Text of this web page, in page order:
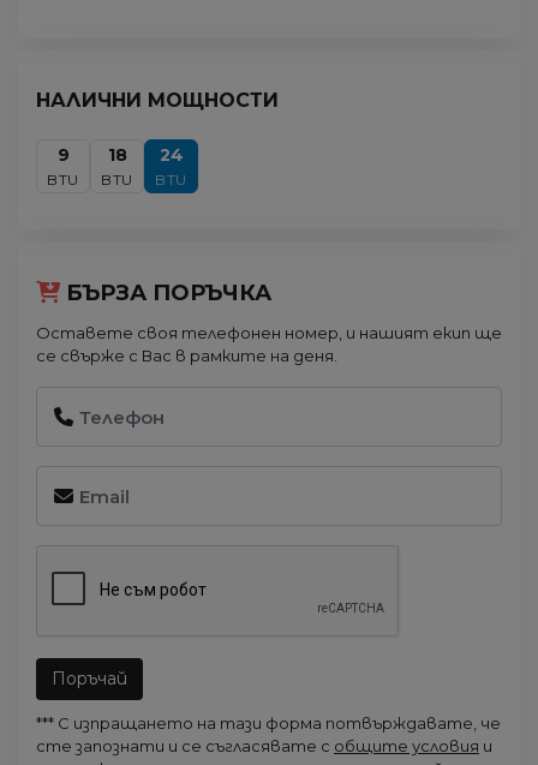
НАЛИЧНИ МОЩНОСТИ
9
BTU
18
BTU
24
BTU
БЪРЗА ПОРЪЧКА
Оставете своя телефонен номер, и нашият екип ще
се свърже с Вас в рамките на деня.
Поръчай
*** С изпращането на тази форма потвърждавате, че
сте запознати и се съгласявате с общите условия и